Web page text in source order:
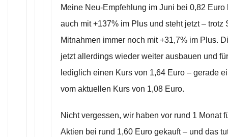
Meine Neu-Empfehlung im Juni bei 0,82
auch mit +137% im Plus und steht jetzt – trotz
Mitnahmen immer noch mit +31,7% im Plus.
jetzt allerdings wieder weiter ausbauen und
lediglich einen Kurs von 1,64 Euro – gerade
vom aktuellen Kurs von 1,08 Euro.
Nicht vergessen, wir haben vor rund 1 Monat
Aktien bei rund 1,60 Euro gekauft – und das